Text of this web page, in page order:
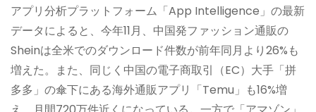
アプリ分析プラットフォーム「App Intelligence」の最新
データによると、今年11月、中国発ファッション通販の
Sheinは全米でのダウンロード件数が前年同月より26%も
増えた。また、同じく中国の電子商取引（EC）大手「拼
多多」の傘下にある海外通販アプリ「Temu」も16%増